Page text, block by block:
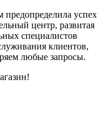
предопределила успех
центр, развитая
специалистов
клиентов,
любые запросы.